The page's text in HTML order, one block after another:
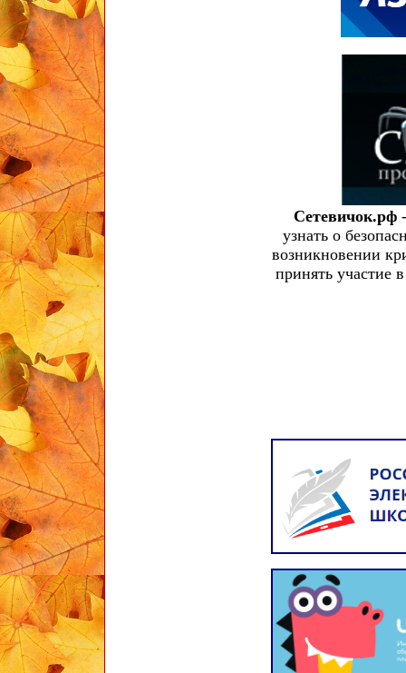
Сетевичок.рф
узнать о
возникновении
принять участие